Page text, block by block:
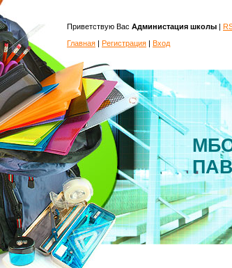
Приветствую Вас Администация школы |
Главная | Регистрация | Вход